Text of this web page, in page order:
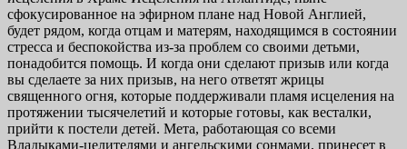
сфокусированное на эфирном плане над Новой Англией,
будет рядом, когда отцам и матерям, находящимся в состоянии
стресса и беспокойства из-за проблем со своими детьми,
понадобится помощь. И когда они сделают призыв или когда
вы сделаете за них призыв, на него ответят жрицы
священного огня, которые поддерживали пламя исцеления на
протяжении тысячелетий и которые готовы, как весталки,
прийти к постели детей. Мета, работающая со всеми
Владыками-целителями и ангельскими сонмами, принесет в